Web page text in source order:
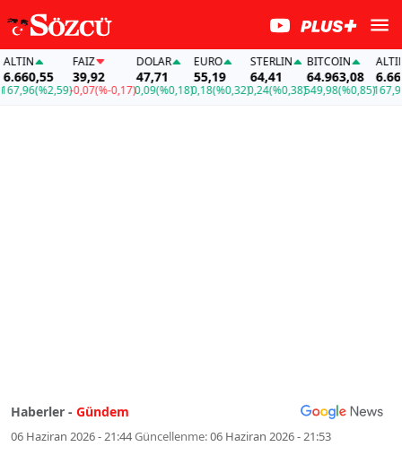
(%2,59)
FAİZ
39,92
-0,07(%-0,17)
DOLAR
47,71
0,09(%0,18)
EURO
55,19
0,18(%0,32)
STERLIN
64,41
0,24(%0,38)
BITCOIN
64.963,08
549,98(%0,85)
ALTIN
167,96
Haberler - Gündem
06 Haziran 2026 - 21:44Güncellenme:06 Haziran 2026 - 21:53